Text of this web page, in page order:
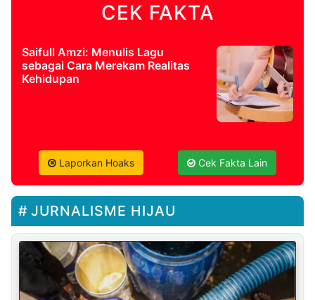
CEK FAKTA
Saifull Amzi: Menulis Lagu
sebagai Cara Merekam Realitas
Kehidupan
Laporkan Hoaks Cek Fakta Lain
JURNALISME HIJAU